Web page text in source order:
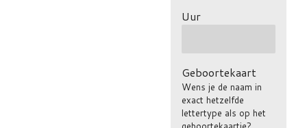
Uur
Geboortekaart
Wens je de naam in
exact hetzelfde
lettertype als op het